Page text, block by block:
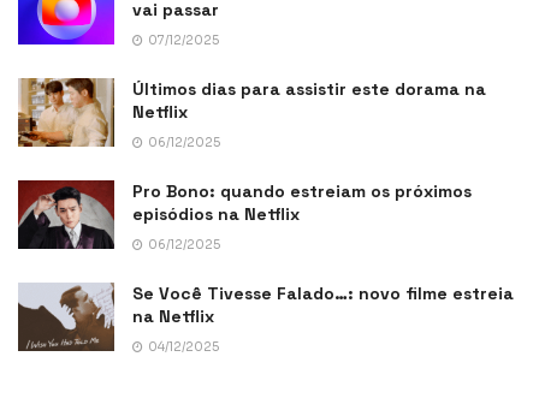
vai passar
07/12/2025
Últimos dias para assistir este dorama na
Netflix
06/12/2025
Pro Bono: quando estreiam os próximos
episódios na Netflix
06/12/2025
Se Você Tivesse Falado…: novo filme estreia
na Netflix
04/12/2025